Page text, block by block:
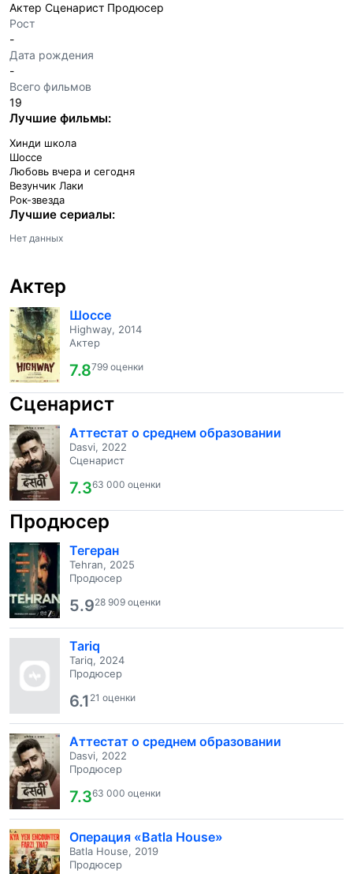
Актер Сценарист Продюсер
Рост
-
Дата рождения
-
Всего фильмов
19
Лучшие фильмы:
Хинди школа
Шоссе
Любовь вчера и сегодня
Везунчик Лаки
Рок-звезда
Лучшие сериалы:
Нет данных
Актер
Шоссе
Highway, 2014
Актер
7.8799 оценки
Сценарист
Аттестат о среднем образовании
Dasvi, 2022
Сценарист
7.363 000 оценки
Продюсер
Тегеран
Tehran, 2025
Продюсер
5.928 909 оценки
Tariq
Tariq, 2024
Продюсер
6.1 21 оценки
Аттестат о среднем образовании
Dasvi, 2022
Продюсер
7.363 000 оценки
Операция «Batla House»
Batla House, 2019
Продюсер